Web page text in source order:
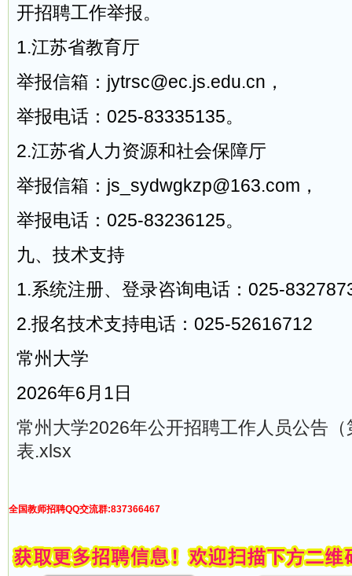
开招聘工作举报。
1.江苏省教育厅
举报信箱：jytrsc@ec.js.edu.cn，
举报电话：025-83335135。
2.江苏省人力资源和社会保障厅
举报信箱：js_sydwgkzp@163.com，
举报电话：025-83236125。
九、技术支持
1.系统注册、登录咨询电话：025-
2.报名技术支持电话：025-52616712
常州大学
2026年6月1日
常州大学2026年公开招聘工作人员公告
表.xlsx
全国教师招聘QQ交流群:837366467